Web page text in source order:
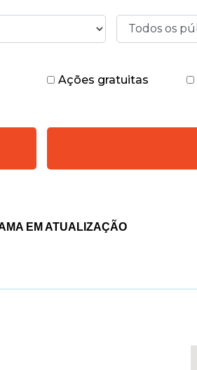
Ações gratuitas
EM ATUALIZAÇÃO